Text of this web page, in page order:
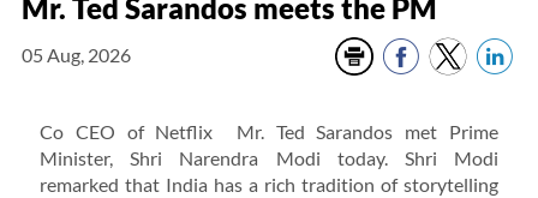
Mr. Ted Sarandos meets the PM
05 Aug, 2026
Co CEO of Netflix Mr. Ted Sarandos met Prime
Minister, Shri Narendra Modi today. Shri Modi
remarked that India has a rich tradition of storytelling